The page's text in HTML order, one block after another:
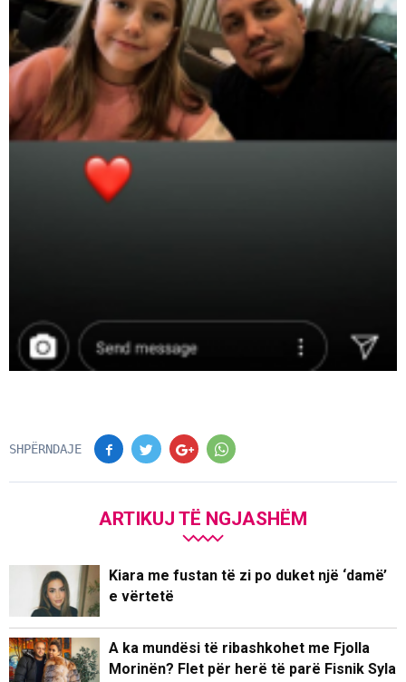
SHPËRNDAJE
ARTIKUJ TË NGJASHËM
Kiara me fustan të zi po duket një ‘damë’
e vërtetë
A ka mundësi të ribashkohet me Fjolla
Morinën? Flet për herë të parë Fisnik Syla